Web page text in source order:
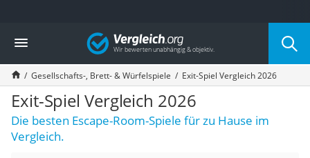
Die beliebtesten Vergleiche nach Kategorie
Freizeit & Sport
Gartentrampolin
Trampolin
Metalldetektor
Eufab-Fahrradträger
Trampolin 366 cm
Fahrradschloss
Vergleich
Gesellschafts-, Brett- & Würfelspiele Exit-Spiel Vergleich 2026
Exit-Spiel Vergleich 2026
Die besten Escape-Room-Spiele für zu Hause im
Vergleich.